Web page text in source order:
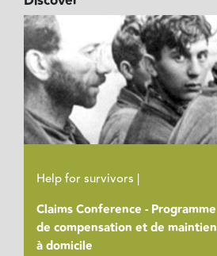
Help for survivors |
Claims Conference - Programme
de compensation et de maintien
à domicile